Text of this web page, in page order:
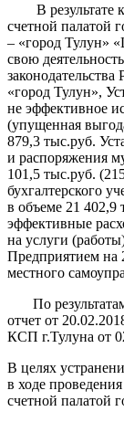
В результате
счетной палатой
– «город Тулун»
свою
«город Тулун»,
не эффективное
(упущенная
879,3 тыс.руб.
и распоряжения
101,5 тыс.руб.
бухгалтерского
в объеме 21 402,9
эффективные
на услуги
Предприятием на
местного
По результатам
отчет от
КСП г.Тулуна от
В целях
в ходе
счетной палатой